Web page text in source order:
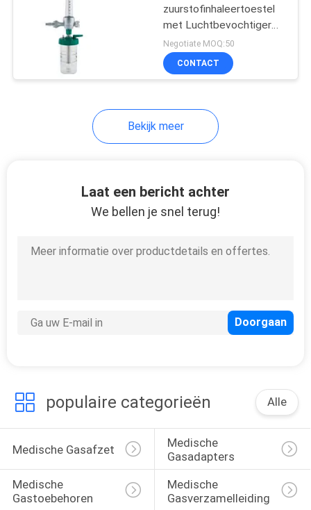
Medische
Debietmeters
Luchtbevochtigerfles
Medische
Zuigingsregelgevers
zuurstofinhaleertoestel
met Luchtbevochtiger
07 Opgezette Typemuur
Negotiate MOQ:50
CONTACT
Bekijk meer
Laat een bericht achter
We bellen je snel terug!
populaire categorieën Alle
Medische Gasafzet
Medische
Gasadapters
Medische
Gastoebehoren
Medische
Gasverzamelleiding